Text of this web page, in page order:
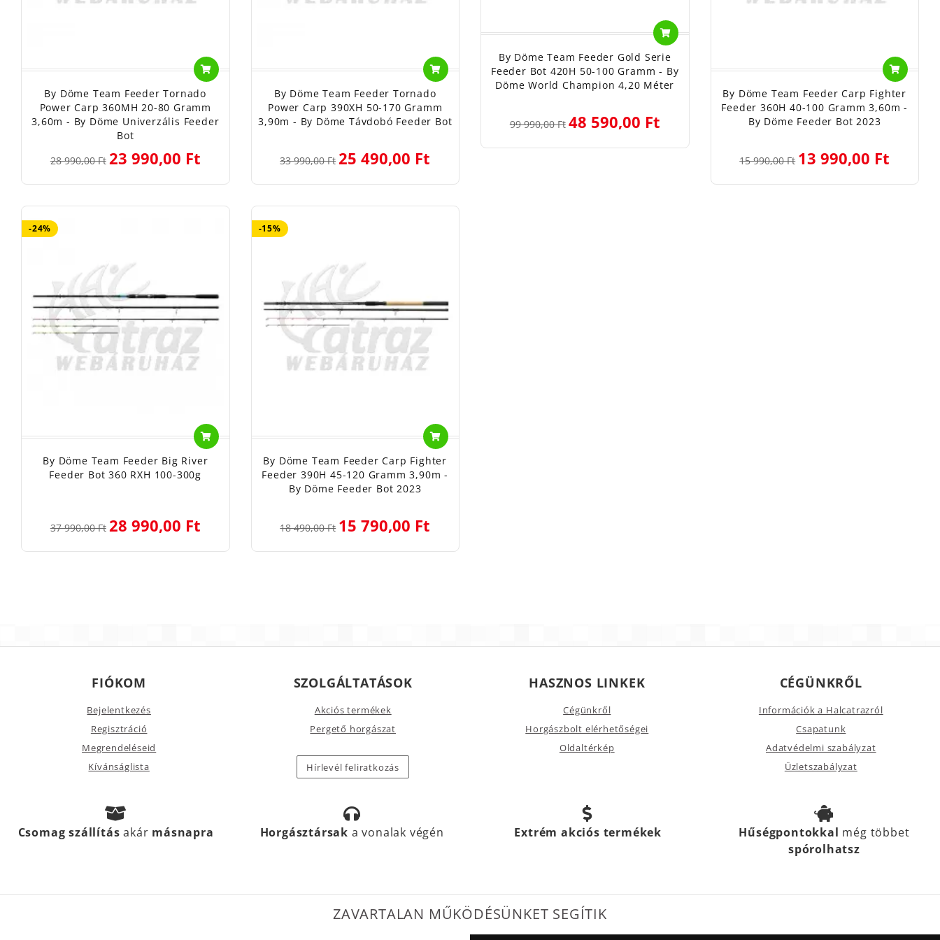
By Döme Team Feeder Tornado
Power Carp 360MH 20-80 Gramm
3,60m - By Döme Univerzális Feeder
Bot
28 990,00 Ft 23 990,00 Ft
By Döme Team Feeder Tornado
Power Carp 390XH 50-170 Gramm
3,90m - By Döme Távdobó Feeder Bot
33 990,00 Ft 25 490,00 Ft
By Döme Team Feeder Gold Serie
Feeder Bot 420H 50-100 Gramm - By
Döme World Champion 4,20 Méter
99 990,00 Ft 48 590,00 Ft
By Döme Team Feeder Carp Fighter
Feeder 360H 40-100 Gramm 3,60m -
By Döme Feeder Bot 2023
15 990,00 Ft 13 990,00 Ft
-24%
By Döme Team Feeder Big River
Feeder Bot 360 RXH 100-300g
37 990,00 Ft 28 990,00 Ft
-15%
By Döme Team Feeder Carp Fighter
Feeder 390H 45-120 Gramm 3,90m -
By Döme Feeder Bot 2023
18 490,00 Ft 15 790,00 Ft
FIÓKOM
Bejelentkezés
Regisztráció
Megrendeléseid
Kívánságlista
SZOLGÁLTATÁSOK
Akciós termékek
Pergető horgászat
Hírlevél feliratkozás
HASZNOS LINKEK
Cégünkről
Horgászbolt elérhetőségei
Oldaltérkép
CÉGÜNKRŐL
Információk a Halcatrazról
Csapatunk
Adatvédelmi szabályzat
Üzletszabályzat
Csomag szállításakár másnapra Horgásztársak a vonalak végén Extrém akciós termékek Hűségpontokkal még többet
spórolhatsz
ZAVARTALAN MŰKÖDÉSÜNKET SEGÍTIK